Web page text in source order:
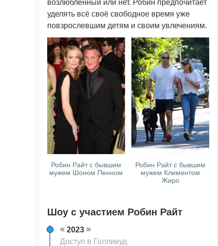
возлюбленный или нет. Робин предпочитает
уделять всё своё свободное время уже
повзрослевшим детям и своим увлечениям.
Робин Райт с бывшим
мужем Шоном Пенном
Робин Райт с бывшим
мужем Климентом
Жиро
Шоу с участием Робин Райт
2023
Доступ в Голливуд